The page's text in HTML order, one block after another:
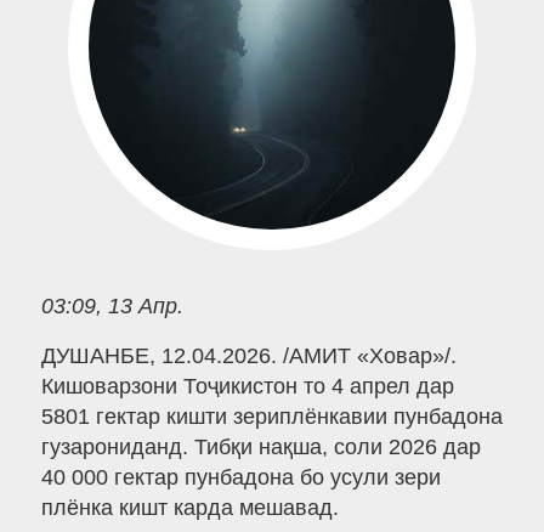
03:09, 13 Апр.
ДУШАНБЕ, 12.04.2026. /АМИТ «Ховар»/.
Кишоварзони Тоҷикистон то 4 апрел дар
5801 гектар кишти зериплёнкавии пунбадона
гузарониданд. Тибқи нақша, соли 2026 дар
40 000 гектар пунбадона бо усули зери
плёнка кишт карда мешавад.